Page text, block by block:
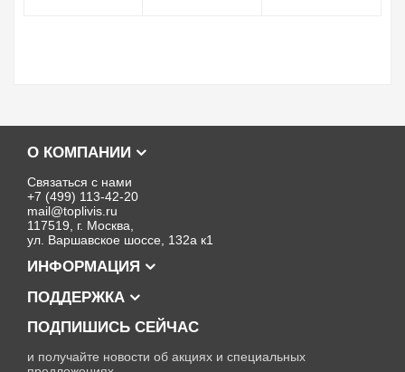
О КОМПАНИИ
Связаться с нами
+7 (499) 113-42-20
mail@toplivis.ru
117519, г. Москва,
ул. Варшавское шоссе, 132а к1
ИНФОРМАЦИЯ
ПОДДЕРЖКА
ПОДПИШИСЬ СЕЙЧАС
и получайте новости об акциях и специальных